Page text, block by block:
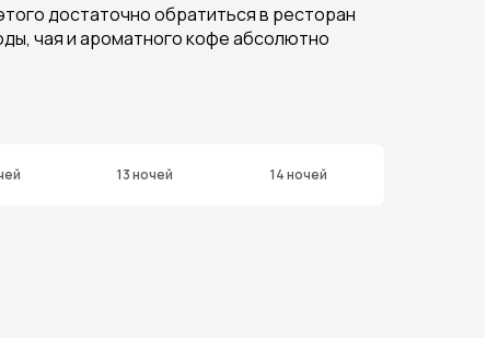
достаточно обратиться в ресторан
чая и ароматного кофе абсолютно
13 ночей 14 ночей